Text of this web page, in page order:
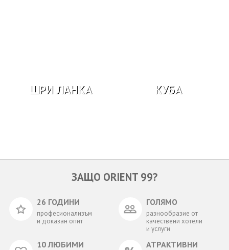
ШРИ ЛАНКА КУБА
ЗАЩО ORIENT 99?
26 ГОДИНИ
професионализъм
и доказан опит
ГОЛЯМО
разнообразие от
качествени хотели
и услуги
10 ЛЮБИМИ АТРАКТИВНИ